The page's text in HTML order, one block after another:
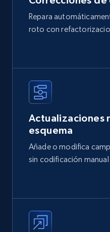
Repara
roto con
Actualizaciones
esquema
Añade o modifica
sin codificación manual